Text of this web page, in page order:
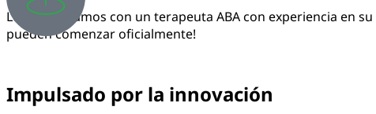
Lo emparejamos con un terapeuta ABA con experiencia en
pueden comenzar oficialmente!
Impulsado por la innovación